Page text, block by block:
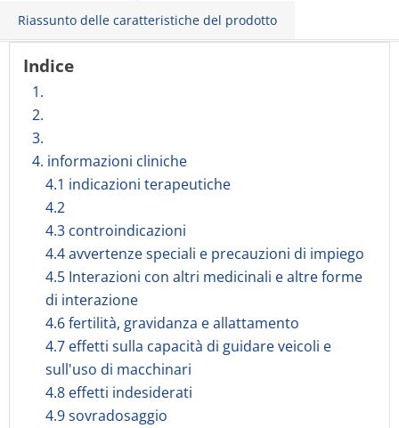
Riassunto delle caratteristiche del prodotto
Indice
1.
2.
3.
4. informazioni cliniche
4.1 indicazioni terapeutiche
4.2
4.3 controindicazioni
4.4 avvertenze speciali e precauzioni di impiego
4.5 Interazioni con altri medicinali e altre forme
di interazione
4.6 fertilità, gravidanza e allattamento
4.7 effetti sulla capacità di guidare veicoli e
sull'uso di macchinari
4.8 effetti indesiderati
4.9 sovradosaggio